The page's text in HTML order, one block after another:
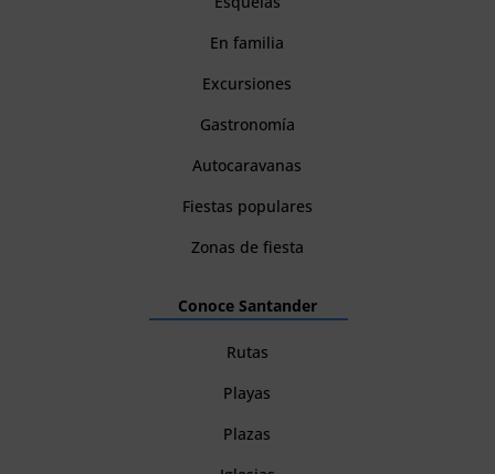
En familia
Excursiones
Gastronomía
Autocaravanas
Fiestas populares
Zonas de fiesta
Conoce Santander
Rutas
Playas
Plazas